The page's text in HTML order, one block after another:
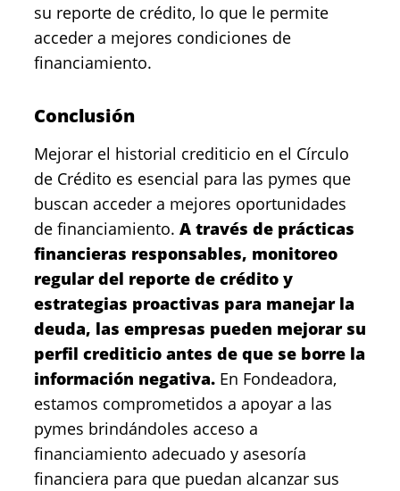
su reporte de crédito, lo que le permite
acceder a mejores condiciones de
financiamiento.
Conclusión
Mejorar el historial crediticio en el Círculo
de Crédito es esencial para las pymes que
buscan acceder a mejores oportunidades
de financiamiento. A través de prácticas
financieras responsables, monitoreo
regular del reporte de crédito y
estrategias proactivas para manejar la
deuda, las empresas pueden mejorar su
perfil crediticio antes de que se borre la
información negativa. En Fondeadora,
estamos comprometidos a apoyar a las
pymes brindándoles acceso a
financiamiento adecuado y asesoría
financiera para que puedan alcanzar sus